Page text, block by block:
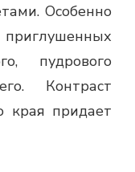
Особенно
пудрового
Контраст
края придает